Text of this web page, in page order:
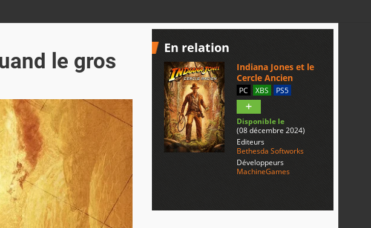
le gros
En relation
Indiana Jones et le
Cercle Ancien
PC XBS PS5
Disponible le
(08 décembre 2024)
Editeurs
Bethesda Softworks
Développeurs
MachineGames